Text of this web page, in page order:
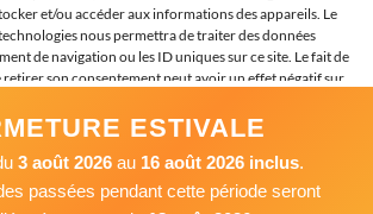
et/ou accéder aux informations des appareils. Le
nous permettra de traiter des données
de navigation ou les ID uniques sur ce site. Le fait de
retirer son consentement peut avoir un effet négatif sur
Accepter
ESTIVALE
3 août 2026 au 16 août 2026 inclus.
passées pendant cette période seront